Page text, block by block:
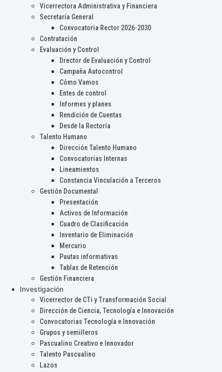
Vicerrectora Administrativa y Financiera
Secretaría General
Convocatoria Rector 2026-2030
Contratación
Evaluación y Control
Drector de Evaluación y Control
Campaña Autocontrol
Cómo Vamos
Entes de control
Informes y planes
Rendición de Cuentas
Desde la Rectoría
Talento Humano
Dirección Talento Humano
Convocatorias Internas
Lineamientos
Constancia Vinculación a Terceros
Gestión Documental
Presentación
Activos de Información
Cuadro de Clasificación
Inventario de Eliminación
Mercurio
Pautas informativas
Tablas de Retención
Gestión Financiera
Investigación
Vicerrector de CTi y Transformación Social
Dirección de Ciencia, Tecnología e Innovación
Convocatorias Tecnología e Innovación
Grupos y semilleros
Pascualino Creativo e Innovador
Talento Pascualino
Lazos